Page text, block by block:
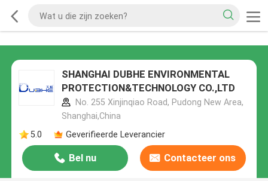
SHANGHAI DUBHE ENVIRONMENTAL
PROTECTION&TECHNOLOGY CO.,LTD
No. 255 Xinjinqiao Road, Pudong New Area,
Shanghai,China
5.0
Geverifieerde Leverancier
Bel nu Contacteer ons